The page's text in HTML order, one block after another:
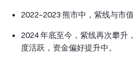
2022–2023 熊市中，紫线与市
2024 年底至今，紫线再次攀升
度活跃，资金偏好提升中。